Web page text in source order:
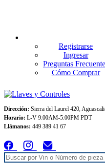
Registrarse
Ingresar
Preguntas
Cómo Comprar
Dirección: Sierra del Laurel 420,
Horario: L-V 9:00AM-5:00PM PDT
Llámanos: 449 389 41 67